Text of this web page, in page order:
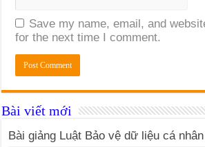
Save my name, email, and
for the next time I comment.
Bài viết mới
Bài giảng Luật Bảo vệ dữ liệu cá